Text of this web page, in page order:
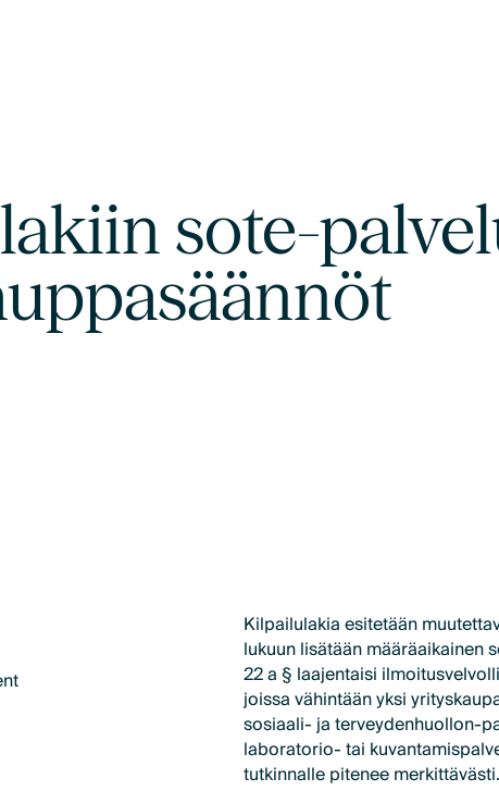
sote-
Kilpailulakia esitetään
lukuun lisätään määräaikainen
22 a § laajentaisi
joissa vähintään yksi
sosiaali- ja terveydenhuollon-
laboratorio- tai
tutkinnalle pitenee merkittävästi.